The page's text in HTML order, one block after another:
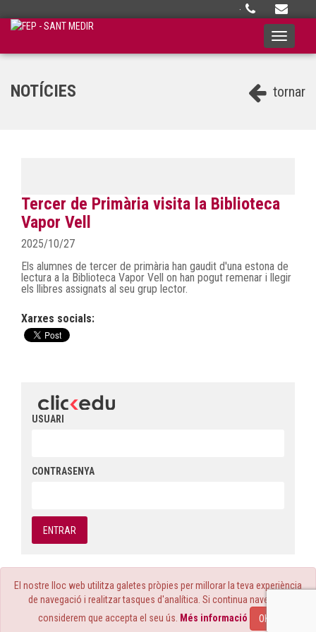
·
Toggle
tornar
NOTÍCIES
Tercer de Primària visita la Biblioteca
Vapor Vell
2025/10/27
Els alumnes de tercer de primària han gaudit d'una estona de
lectura a la Biblioteca Vapor Vell on han pogut remenar i llegir
els llibres assignats al seu grup lector.
Xarxes socials:
USUARI
CONTRASENYA
Copyright © 2026 - Escola Sant Medir -
El nostre lloc web utilitza galetes pròpies per millorar la teva experiència
de navegació i realitzar tasques d'analítica. Si continua navegant,
considerem que accepta el seu ús.
Més informació OK